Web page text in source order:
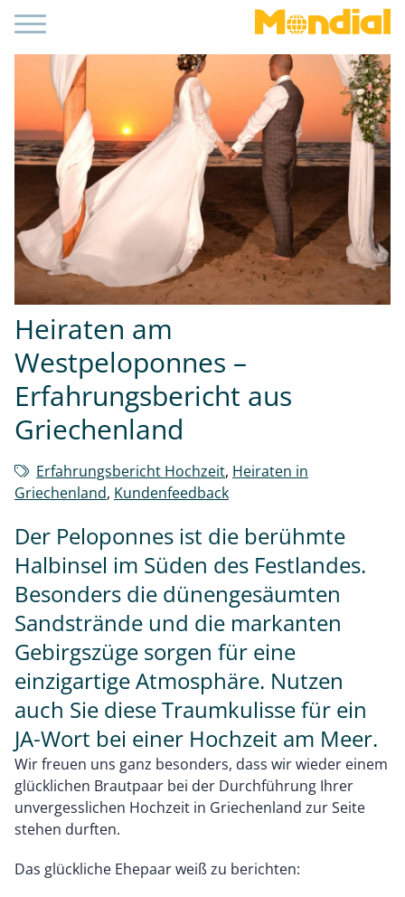
Heiraten am
Westpeloponnes –
Erfahrungsbericht aus
Griechenland
Erfahrungsbericht Hochzeit, Heiraten in
Griechenland, Kundenfeedback
Der Peloponnes ist die berühmte
Halbinsel im Süden des Festlandes.
Besonders die dünengesäumten
Sandstrände und die markanten
Gebirgszüge sorgen für eine
einzigartige Atmosphäre. Nutzen
auch Sie diese Traumkulisse für ein
JA-Wort bei einer Hochzeit am Meer.
Wir freuen uns ganz besonders, dass wir wieder einem
glücklichen Brautpaar bei der Durchführung Ihrer
unvergesslichen Hochzeit in Griechenland zur Seite
stehen durften.
Das glückliche Ehepaar weiß zu berichten: